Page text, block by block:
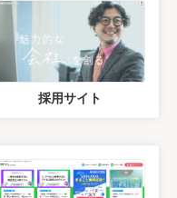
採用サイト